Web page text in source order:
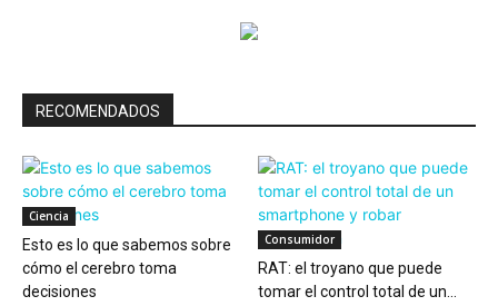
RECOMENDADOS
Ciencia
Esto es lo que sabemos sobre
cómo el cerebro toma
decisiones
Consumidor
RAT: el troyano que puede
tomar el control total de un...